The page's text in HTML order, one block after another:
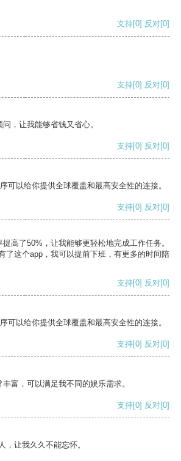
支持[0] 反对[0]
支持[0] 反对[0]
，让我能够省钱又省心。
支持[0] 反对[0]
可以给你提供全球覆盖和最高安全性的连接。
支持[0] 反对[0]
高了50%，让我能够更轻松地完成工作任务。
了这个app，我可以提前下班，有更多的时间陪
支持[0] 反对[0]
可以给你提供全球覆盖和最高安全性的连接。
支持[0] 反对[0]
富，可以满足我不同的娱乐需求。
支持[0] 反对[0]
，让我久久不能忘怀。